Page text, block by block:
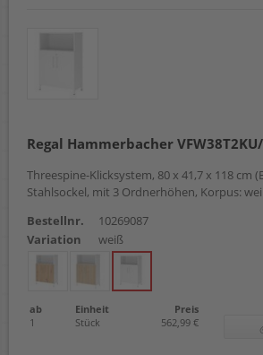
Regal Hammerbacher
Threespine-Klicksystem, 80 x 41,7 x 118 cm
Stahlsockel, mit 3 Ordnerhöhen, Korpus:
Bestellnr.
10269087
Variation
weiß
ab Einheit
Preis
1
Stück 562,99 €